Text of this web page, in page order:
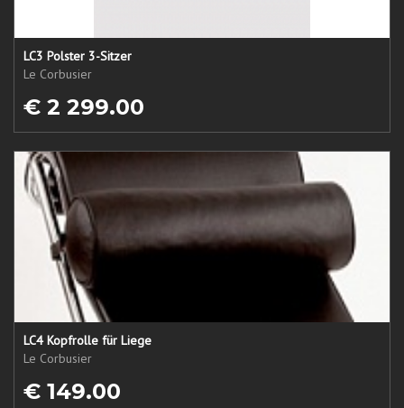
LC3 Polster 3-Sitzer
Le Corbusier
€ 2 299.00
LC4 Kopfrolle für Liege
Le Corbusier
€ 149.00